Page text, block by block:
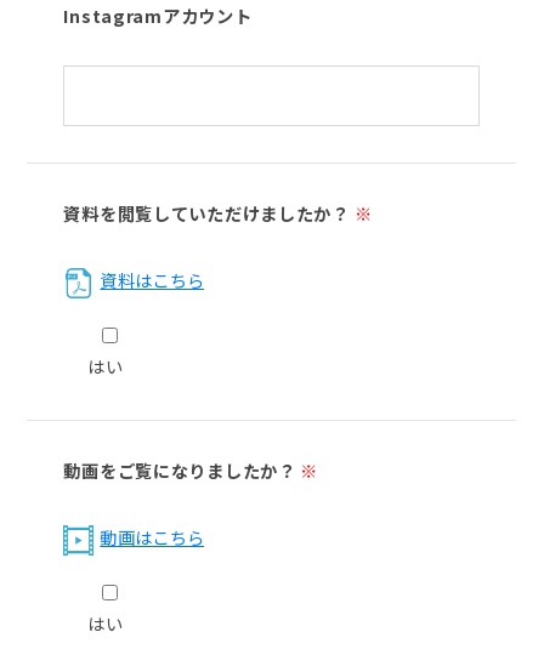
Instagramアカウント
資料を閲覧していただけましたか？ ※
資料はこちら
はい
動画をご覧になりましたか？ ※
動画はこちら
はい